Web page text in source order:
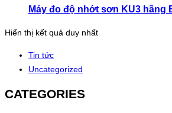
Máy đo độ nhớt sơn KU3 hãng
Hiển thị kết quả duy nhất
Tin tức
Uncategorized
CATEGORIES